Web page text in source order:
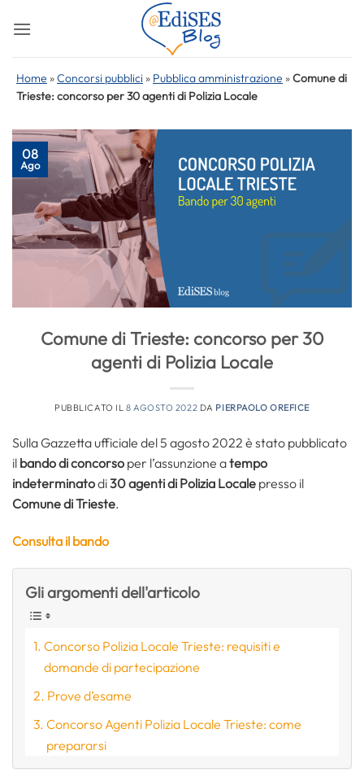
Home »Concorsi pubblici » Pubblica amministrazione »Comune di
Trieste: concorso per 30 agenti di Polizia Locale
08
Ago
Comune di Trieste: concorso per 30
agenti di Polizia Locale
PUBBLICATO IL 8 AGOSTO 2022 DA PIERPAOLO OREFICE
Sulla Gazzetta ufficiale del 5 agosto 2022 è stato pubblicato
il bando di concorso per l’assunzione atempo
indeterminatodi30 agenti di Polizia Locale presso il
Comune di Trieste.
Consulta il bando
Gli argomenti dell'articolo
Concorso Polizia Locale Trieste: requisiti e
domande di partecipazione
Prove d’esame
Concorso Agenti Polizia Locale Trieste: come
prepararsi